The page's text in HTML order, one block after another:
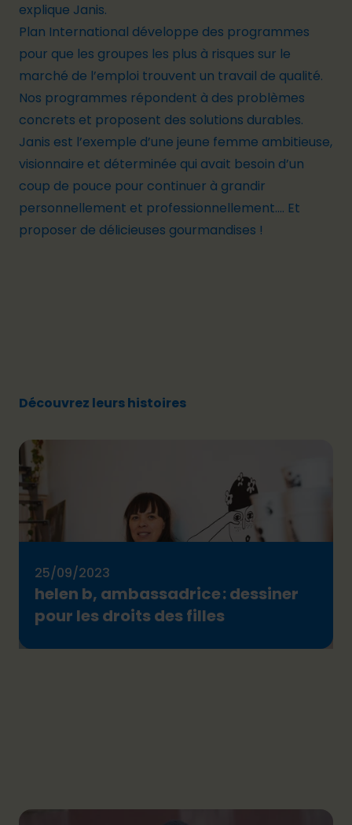
explique Janis.
Plan International développe des programmes
pour que les groupes les plus à risques sur le
marché de l’emploi trouvent un travail de qualité.
Nos programmes répondent à des problèmes
concrets et proposent des solutions durables.
Janis est l’exemple d’une jeune femme ambitieuse,
visionnaire et déterminée qui avait besoin d’un
coup de pouce pour continuer à grandir
personnellement et professionnellement.... Et
proposer de délicieuses gourmandises !
Découvrez leurs histoires
25/09/2023
helen b, ambassadrice : dessiner
pour les droits des filles